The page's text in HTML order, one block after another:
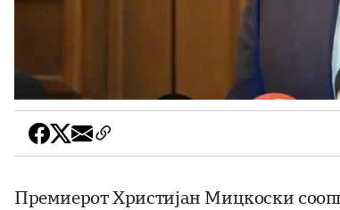
Премиерот Христијан Мицкоски